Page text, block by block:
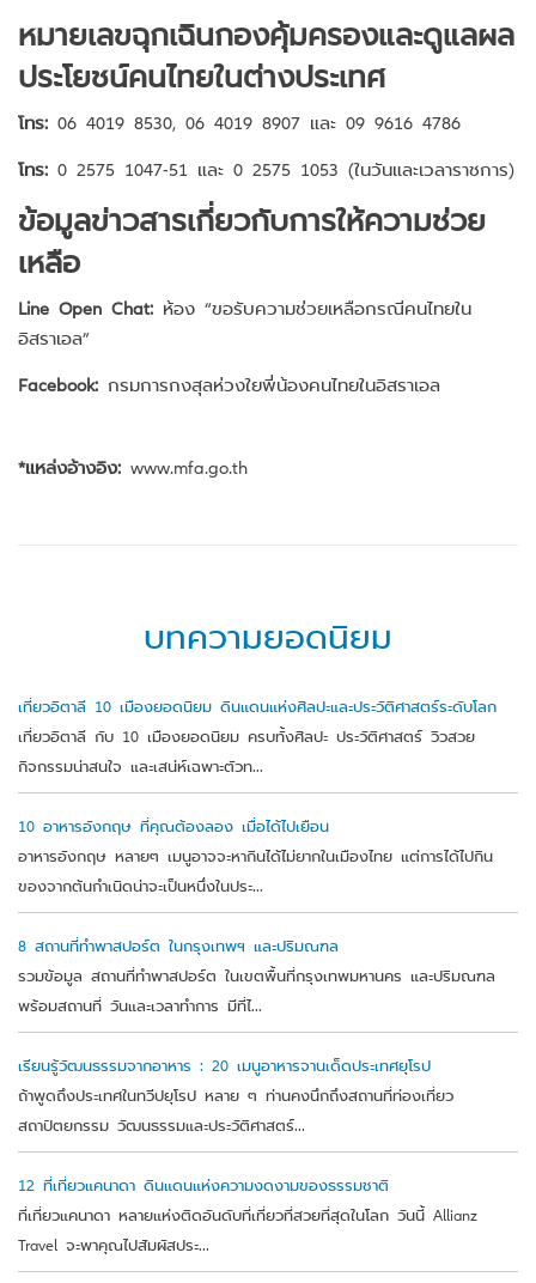
หมายเลขฉุกเฉินกองคุ้มครองและดูแลผล
ประโยชน์คนไทยในต่างประเทศ
โทร: 06 4019 8530, 06 4019 8907 และ 09 9616 4786
โทร: 0 2575 1047-51 และ 0 2575 1053 (ในวันและเวลาราชการ)
ข้อมูลข่าวสารเกี่ยวกับการให้ความช่วย
เหลือ
Line Open Chat: ห้อง “ขอรับความช่วยเหลือกรณีคนไทยใน
อิสราเอล”
Facebook: กรมการกงสุลห่วงใยพี่น้องคนไทยในอิสราเอล
*แหล่งอ้างอิง: www.mfa.go.th
บทความยอดนิยม
เที่ยวอิตาลี 10 เมืองยอดนิยม ดินแดนแห่งศิลปะและประวัติศาสตร์ระดับโลก
เที่ยวอิตาลี กับ 10 เมืองยอดนิยม ครบทั้งศิลปะ ประวัติศาสตร์ วิวสวย
กิจกรรมน่าสนใจ และเสน่ห์เฉพาะตัวท...
10 อาหารอังกฤษ ที่คุณต้องลอง เมื่อได้ไปเยือน
อาหารอังกฤษ หลายๆ เมนูอาจจะหากินได้ไม่ยากในเมืองไทย แต่การได้ไปกิน
ของจากต้นกำเนิดน่าจะเป็นหนึ่งในประ...
8 สถานที่ทำพาสปอร์ต ในกรุงเทพฯ และปริมณฑล
รวมข้อมูล สถานที่ทำพาสปอร์ต ในเขตพื้นที่กรุงเทพมหานคร และปริมณฑล
พร้อมสถานที่ วันและเวลาทำการ มีที่ไ...
เรียนรู้วัฒนธรรมจากอาหาร : 20 เมนูอาหารจานเด็ดประเทศยุโรป
ถ้าพูดถึงประเทศในทวีปยุโรป หลาย ๆ ท่านคงนึกถึงสถานที่ท่องเที่ยว
สถาปัตยกรรม วัฒนธรรมและประวัติศาสตร์...
12 ที่เที่ยวแคนาดา ดินแดนแห่งความงดงามของธรรมชาติ
ที่เที่ยวแคนาดา หลายแห่งติดอันดับที่เที่ยวที่สวยที่สุดในโลก วันนี้ Allianz
Travel จะพาคุณไปสัมผัสประ...